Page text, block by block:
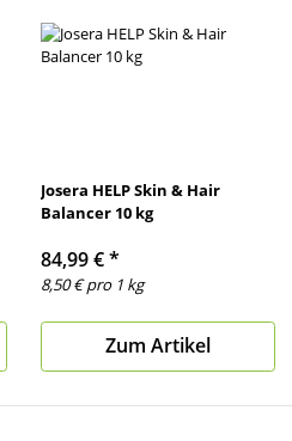
Josera HELP Skin & Hair
Balancer 10 kg
84,99 €*
8,50 € pro 1 kg
Zum Artikel